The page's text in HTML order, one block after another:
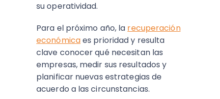
su operatividad.
Para el próximo año, la recuperación
económicaes prioridad y resulta
clave conocer qué necesitan las
empresas, medir sus resultados y
planificar nuevas estrategias de
acuerdo a las circunstancias.